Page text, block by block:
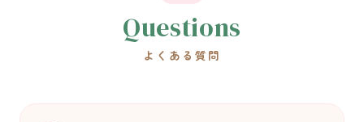
Questions
よくある質問